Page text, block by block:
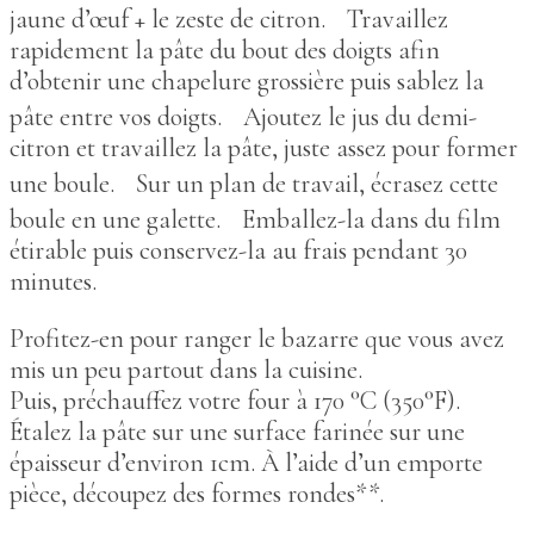
jaune d’œuf + le zeste de citron. Travaillez
rapidement la pâte du bout des doigts afin
d’obtenir une chapelure grossière puis sablez la
pâte entre vos doigts. Ajoutez le jus du demi-
citron et travaillez la pâte, juste assez pour former
une boule. Sur un plan de travail, écrasez cette
boule en une galette. Emballez-la dans du film
étirable puis conservez-la au frais pendant 30
minutes.
Profitez-en pour ranger le bazarre que vous avez
mis un peu partout dans la cuisine.
Puis, préchauffez votre four à 170 °C (350°F).
Étalez la pâte sur une surface farinée sur une
épaisseur d’environ 1cm. À l’aide d’un emporte
pièce, découpez des formes rondes**.